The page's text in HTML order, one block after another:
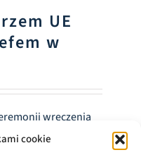
cookie
UE
w
wręczenia
się 22